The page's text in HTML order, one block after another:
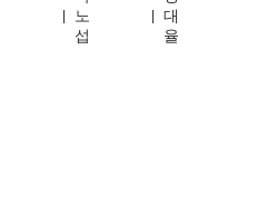
노
섭
대
율